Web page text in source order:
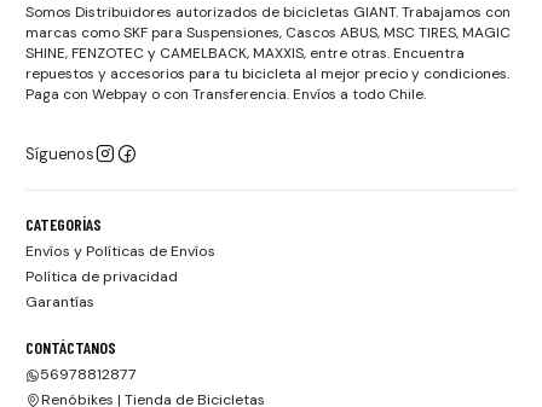
Somos Distribuidores autorizados de bicicletas GIANT. Trabajamos con
marcas como SKF para Suspensiones, Cascos ABUS, MSC TIRES, MAGIC
SHINE, FENZOTEC y CAMELBACK, MAXXIS, entre otras. Encuentra
repuestos y accesorios para tu bicicleta al mejor precio y condiciones.
Paga con Webpay o con Transferencia. Envíos a todo Chile.
Síguenos
CATEGORÍAS
Envíos y Políticas de Envíos
Política de privacidad
Garantías
CONTÁCTANOS
56978812877
Renóbikes | Tienda de Bicicletas